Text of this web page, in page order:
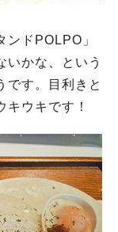
ンドPOLPO」
いかな、という
です。目利きと
ウキです！